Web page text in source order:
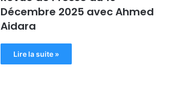
Décembre 2025 avec Ahmed
Aidara
Lire la suite »